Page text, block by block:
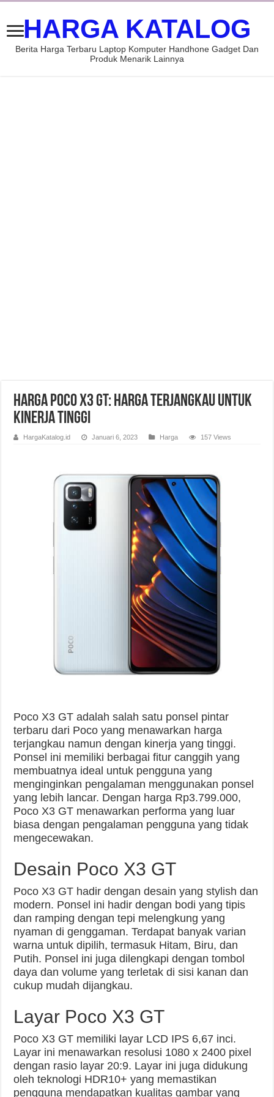
HARGA KATALOG
Berita Harga Terbaru Laptop Komputer Handhone Gadget Dan
Produk Menarik Lainnya
Harga Poco X3 GT: Harga Terjangkau untuk
Kinerja Tinggi
HargaKatalog.id Januari 6, 2023 Harga 157 Views
Poco X3 GT adalah salah satu ponsel pintar
terbaru dari Poco yang menawarkan harga
terjangkau namun dengan kinerja yang tinggi.
Ponsel ini memiliki berbagai fitur canggih yang
membuatnya ideal untuk pengguna yang
menginginkan pengalaman menggunakan ponsel
yang lebih lancar. Dengan harga Rp3.799.000,
Poco X3 GT menawarkan performa yang luar
biasa dengan pengalaman pengguna yang tidak
mengecewakan.
Desain Poco X3 GT
Poco X3 GT hadir dengan desain yang stylish dan
modern. Ponsel ini hadir dengan bodi yang tipis
dan ramping dengan tepi melengkung yang
nyaman di genggaman. Terdapat banyak varian
warna untuk dipilih, termasuk Hitam, Biru, dan
Putih. Ponsel ini juga dilengkapi dengan tombol
daya dan volume yang terletak di sisi kanan dan
cukup mudah dijangkau.
Layar Poco X3 GT
Poco X3 GT memiliki layar LCD IPS 6,67 inci.
Layar ini menawarkan resolusi 1080 x 2400 pixel
dengan rasio layar 20:9. Layar ini juga didukung
oleh teknologi HDR10+ yang memastikan
pengguna mendapatkan kualitas gambar yang